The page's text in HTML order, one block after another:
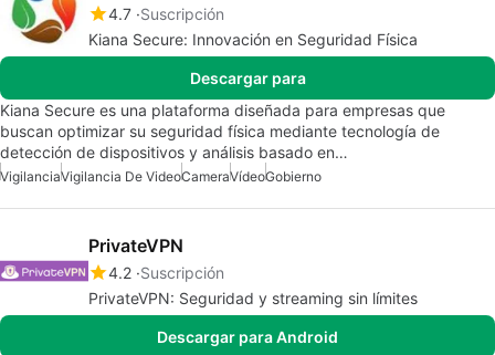
4.7 Suscripción
Kiana Secure: Innovación en Seguridad Física
Descargar para
Kiana Secure es una plataforma diseñada para empresas que
buscan optimizar su seguridad física mediante tecnología de
detección de dispositivos y análisis basado en…
VigilanciaVigilancia De VideoCameraVídeoGobierno
PrivateVPN
4.2 Suscripción
PrivateVPN: Seguridad y streaming sin límites
Descargar para Android